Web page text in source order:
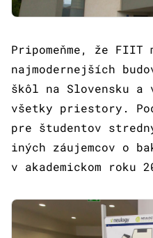
Pripomeňme, že FIIT
najmodernejších
škôl na Slovensku a
všetky priestory.
pre študentov
iných záujemcov o
v akademickom roku